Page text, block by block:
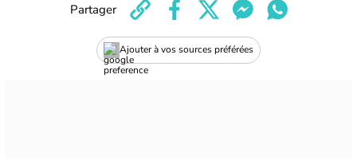
Ajouter à vos sources préférées
Partager